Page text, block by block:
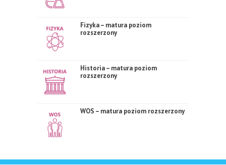
Fizyka – matura poziom
rozszerzony
Historia – matura poziom
rozszerzony
WOS – matura poziom rozszerzony